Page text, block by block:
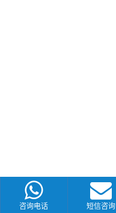
咨询电话 短信咨询